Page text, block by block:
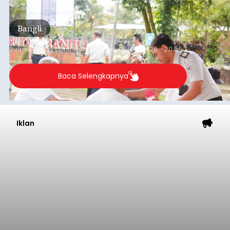
kegiatan pemeriksaan kesehatan gratis, Rabu
(6/8/2026).
Bangli
Submitted bycontributor Thu, 08/06/2026 - 20:56
Baca Selengkapnya
Iklan